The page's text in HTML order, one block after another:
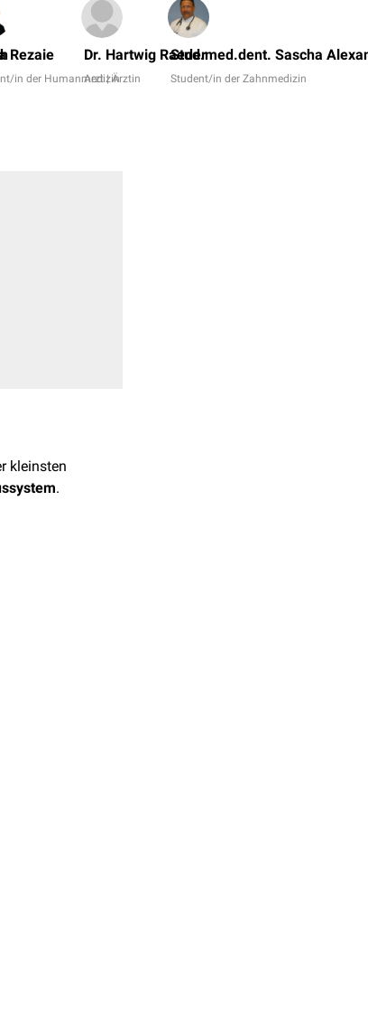
Rezaie
in der Humanmedizin
Dr. Hartwig Raeder
Arzt | Ärztin
Stud.med.dent. Sascha
Student/in der Zahnmedizin
kleinsten
.